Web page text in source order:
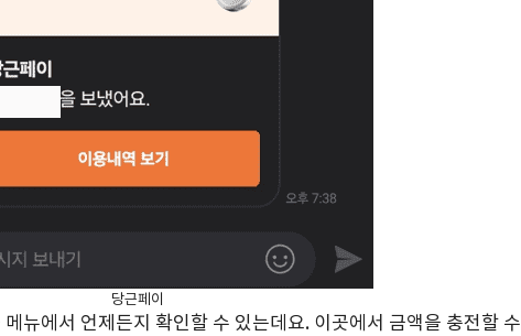
당근페이
뉴에서 언제든지 확인할 수 있는데요. 이곳에서 금액을 충전할 수